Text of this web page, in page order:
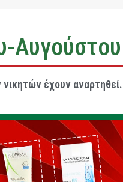
έχουν αναρτηθεί.